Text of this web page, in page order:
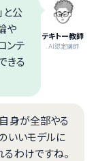
テキトー教師
.AI認定講師
と公
や
ンテ
きる
身が全部やる
いいモデルに
わけですね。